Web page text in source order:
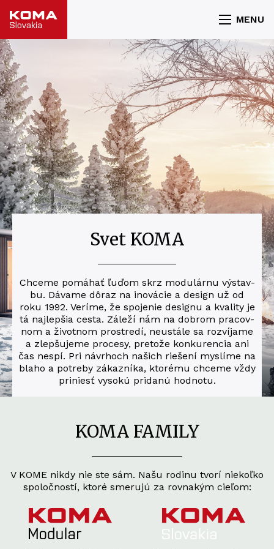
MENU
Svet KOMA
Chce­me pomá­hať ľuďom skrz modu­lár­nu výstav­
bu. Dáva­me dôraz na ino­vá­cie a design už od
roku 1992. Verí­me, že spo­je­nie desig­nu a kva­li­ty je
tá naj­lep­šia ces­ta. Zále­ží nám na dob­rom pra­cov­
nom a život­nom pro­stre­dí, neu­stá­le sa roz­ví­ja­me
a zlep­šu­je­me procesy, pre­to­že kon­ku­ren­cia ani
čas nespí. Pri návr­hoch našich rieše­ní mys­lí­me na
bla­ho a potre­by zákaz­ní­ka, kto­ré­mu chce­me vždy
pri­niesť vyso­kú pri­da­nú hodnotu.
KOMA FAMILY
V KOME nikdy nie ste sám. Našu rodinu tvorí niekoľko
spoločností, ktoré smerujú za rovnakým cieľom: